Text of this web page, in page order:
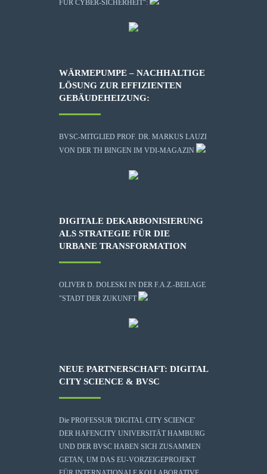
FÜR CYBER-SICHERHEIT":
WÄRMEPUMPE – NACHHALTIGE
LÖSUNG ZUR EFFIZIENTEN
GEBÄUDEHEIZUNG:
BVSC-MITGLIED PROF. DR. MARKUS LAUZI
VON DER TH BINGEN IM VDI-MAGAZIN
DIGITALE DEKARBONISIERUNG
ALS STRATEGIE FÜR DIE
URBANE TRANSFORMATION
OLIVER D. DOLESKI IN DER F.A.Z.-BEILAGE
"STADT DER ZUKUNFT
NEUE PARTNERSCHAFT: DIGITAL
CITY SCIENCE & BVSC
Die PROFESSUR 'DIGITAL CITY SCIENCE'
DER HAFENCITY UNIVERSITÄT HAMBURG
UND DER BVSC HABEN SICH ZUSAMMEN
GETAN, UM DAS EU-VORZEIGEPROJEKT